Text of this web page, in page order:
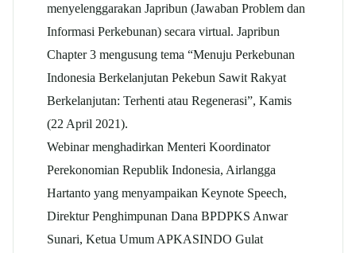
menyelenggarakan Japribun (Jawaban Problem dan
Informasi Perkebunan) secara virtual. Japribun
Chapter 3 mengusung tema “Menuju Perkebunan
Indonesia Berkelanjutan Pekebun Sawit Rakyat
Berkelanjutan: Terhenti atau Regenerasi”, Kamis
(22 April 2021).
Webinar menghadirkan Menteri Koordinator
Perekonomian Republik Indonesia, Airlangga
Hartanto yang menyampaikan Keynote Speech,
Direktur Penghimpunan Dana BPDPKS Anwar
Sunari, Ketua Umum APKASINDO Gulat